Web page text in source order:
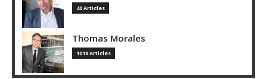
40 Articles
Thomas Morales
1018 Articles